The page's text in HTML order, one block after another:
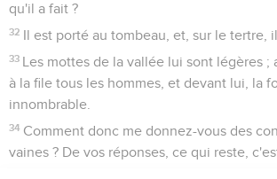
qu'il a fait ?
32 Il est porté au tombeau, et, sur le tertre,
33 Les mottes de la vallée lui sont légères ;
à la file tous les hommes, et devant lui, la
innombrable.
34 Comment donc me donnez-vous des
vaines ? De vos réponses, ce qui reste,